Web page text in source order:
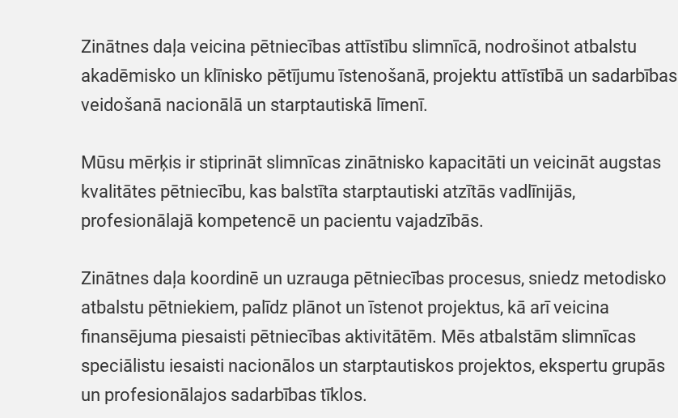
Zinātnes daļa veicina pētniecības attīstību slimnīcā, nodrošinot atbalstu
akadēmisko un klīnisko pētījumu īstenošanā, projektu attīstībā un sadarbības
veidošanā nacionālā un starptautiskā līmenī.
Mūsu mērķis ir stiprināt slimnīcas zinātnisko kapacitāti un veicināt augstas
kvalitātes pētniecību, kas balstīta starptautiski atzītās vadlīnijās,
profesionālajā kompetencē un pacientu vajadzībās.
Zinātnes daļa koordinē un uzrauga pētniecības procesus, sniedz metodisko
atbalstu pētniekiem, palīdz plānot un īstenot projektus, kā arī veicina
finansējuma piesaisti pētniecības aktivitātēm. Mēs atbalstām slimnīcas
speciālistu iesaisti nacionālos un starptautiskos projektos, ekspertu grupās
un profesionālajos sadarbības tīklos.